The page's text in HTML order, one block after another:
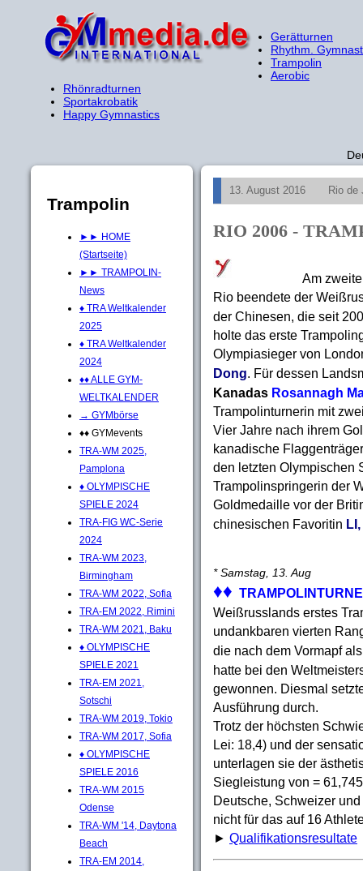
Gerätturnen
Rhythm.
Trampolin
Aerobic
Rhönradturnen
Sportakrobatik
Happy Gymnastics
Trampolin
►► HOME
(Startseite)
►► TRAMPOLIN-
News
♦ TRA Weltkalender
2025
♦ TRA Weltkalender
2024
♦♦ ALLE GYM-
WELTKALENDER
→ GYMbörse
♦♦ GYMevents
TRA-WM 2025,
Pamplona
♦ OLYMPISCHE
SPIELE 2024
TRA-FIG WC-Serie
2024
TRA-WM 2023,
Birmingham
TRA-WM 2022, Sofia
TRA-EM 2022, Rimini
TRA-WM 2021, Baku
♦ OLYMPISCHE
SPIELE 2021
TRA-EM 2021,
Sotschi
TRA-WM 2019, Tokio
TRA-WM 2017, Sofia
♦ OLYMPISCHE
SPIELE 2016
TRA-WM 2015
Odense
TRA-WM '14, Daytona
Beach
TRA-EM 2014,
13. August 2016 Rio
RIO 2006 -
Am
Rio beendete der
der Chinesen, die seit
holte das erste
Olympiasieger von
Dong. Für dessen
Kanadas Rosannagh
Trampolinturnerin mit
Vier Jahre nach ihrem
kanadische
den letzten Olympischen
Trampolinspringerin der
Goldmedaille vor der
chinesischen Favoritin
* Samstag, 13. Aug
♦♦
Weißrusslands erstes
undankbaren vierten
die nach dem Vormapf
hatte bei den
gewonnen. Diesmal
Ausführung durch.
Trotz der höchsten
Lei: 18,4) und der
unterlagen sie der
Siegleistung von =
Deutsche, Schweizer
nicht für das auf 16
► Qualifikationsresultate